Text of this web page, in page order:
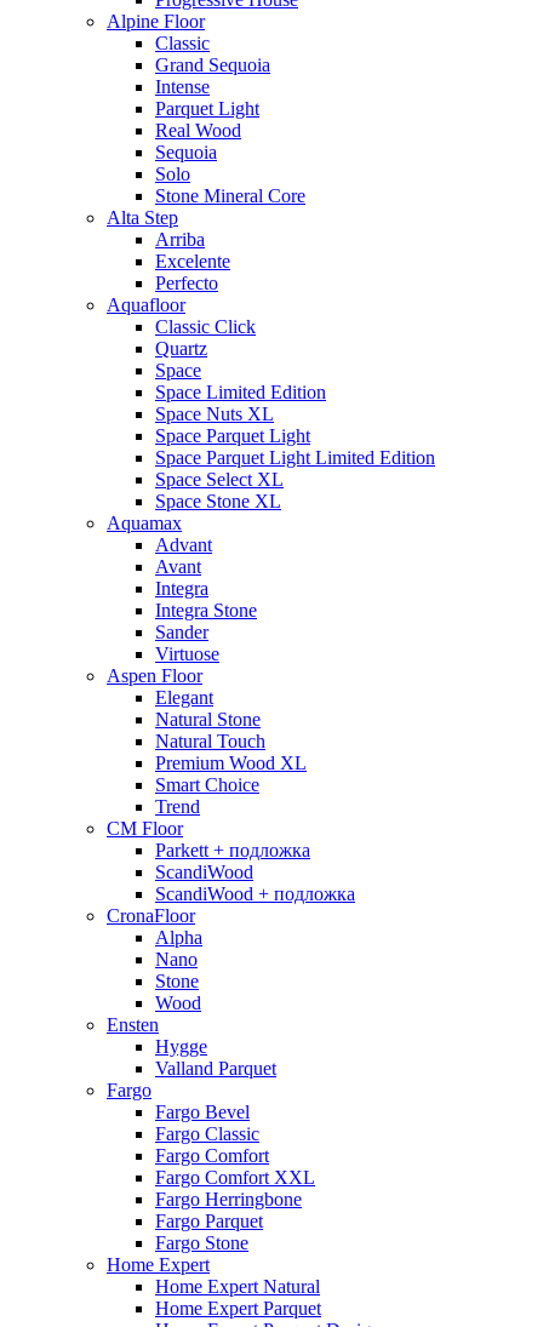
Alpine Floor
Classic
Grand Sequoia
Intense
Parquet Light
Real Wood
Sequoia
Solo
Stone Mineral Core
Alta Step
Arriba
Excelente
Perfecto
Aquafloor
Classic Click
Quartz
Space
Space Limited Edition
Space Nuts XL
Space Parquet Light
Space Parquet Light Limited Edition
Space Select XL
Space Stone XL
Aquamax
Advant
Avant
Integra
Integra Stone
Sander
Virtuose
Aspen Floor
Elegant
Natural Stone
Natural Touch
Premium Wood XL
Smart Choice
Trend
CM Floor
Parkett + подложка
ScandiWood
ScandiWood + подложка
CronaFloor
Alpha
Nano
Stone
Wood
Ensten
Hygge
Valland Parquet
Fargo
Fargo Bevel
Fargo Classic
Fargo Comfort
Fargo Comfort XXL
Fargo Herringbone
Fargo Parquet
Fargo Stone
Home Expert
Home Expert Natural
Home Expert Parquet